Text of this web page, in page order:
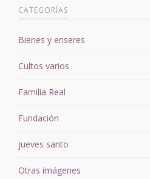
CATEGORÍAS
Bienes y enseres
Cultos varios
Familia Real
Fundación
jueves santo
Otras imágenes